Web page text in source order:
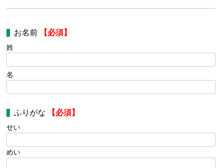
お名前 【必須】
姓
名
ふりがな 【必須】
せい
めい